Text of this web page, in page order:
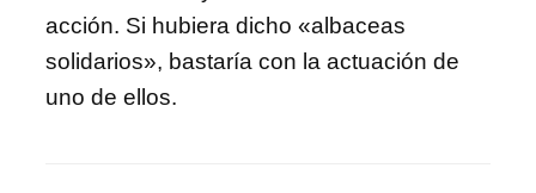
acción. Si hubiera dicho «albaceas
solidarios», bastaría con la actuación de
uno de ellos.